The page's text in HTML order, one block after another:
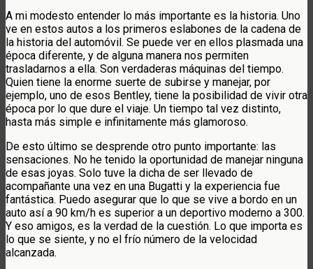
A mi modesto entender lo más importante es la historia. Uno
ve en estos autos a los primeros eslabones de la cadena de
la historia del automóvil. Se puede ver en ellos plasmada una
época diferente, y de alguna manera nos permiten
trasladarnos a ella. Son verdaderas máquinas del tiempo.
Quien tiene la enorme suerte de subirse y manejar, por
ejemplo, uno de esos Bentley, tiene la posibilidad de vivir otra
época por lo que dure el viaje. Un tiempo tal vez distinto,
hasta más simple e infinitamente más glamoroso.
De esto último se desprende otro punto importante: las
sensaciones. No he tenido la oportunidad de manejar ninguna
de esas joyas. Solo tuve la dicha de ser llevado de
acompañante una vez en una Bugatti y la experiencia fue
fantástica. Puedo asegurar que lo que se vive a bordo en un
auto así a 90 km/h es superior a un deportivo moderno a 300.
Y eso amigos, es la verdad de la cuestión. Lo que importa es
lo que se siente, y no el frío número de la velocidad
alcanzada.